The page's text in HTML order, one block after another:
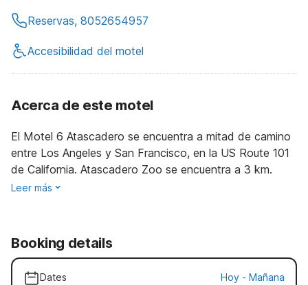
Reservas, 8052654957
Accesibilidad del motel
Acerca de este motel
El Motel 6 Atascadero se encuentra a mitad de camino
entre Los Angeles y San Francisco, en la US Route 101
de California. Atascadero Zoo se encuentra a 3 km.
Leer más
Booking details
Dates Hoy - Mañana